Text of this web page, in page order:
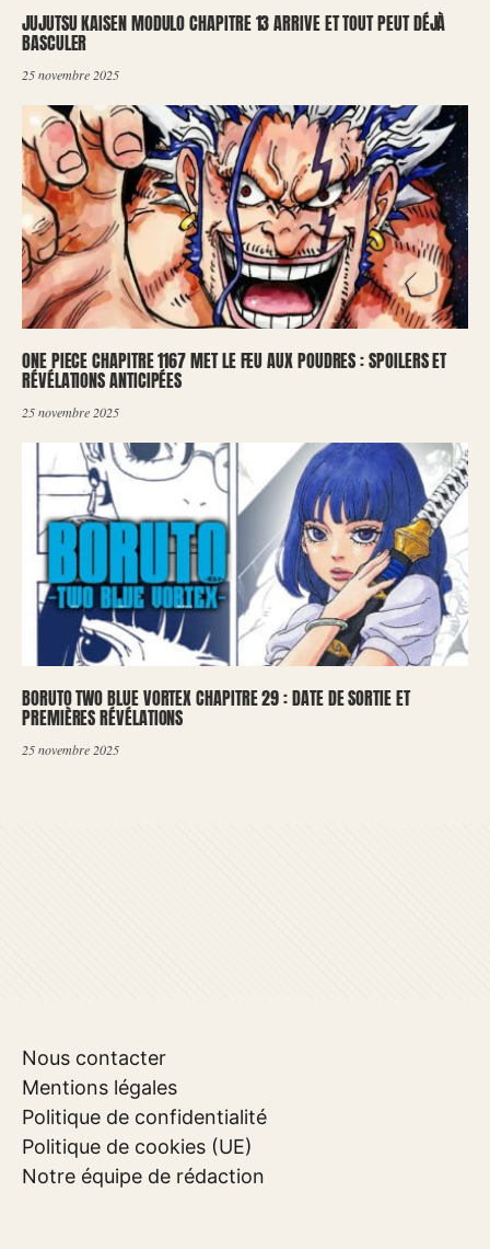
JUJUTSU KAISEN MODULO CHAPITRE 13 ARRIVE ET TOUT PEUT DÉJÀ
BASCULER
25 novembre 2025
ONE PIECE CHAPITRE 1167 MET LE FEU AUX POUDRES : SPOILERS ET
RÉVÉLATIONS ANTICIPÉES
25 novembre 2025
BORUTO TWO BLUE VORTEX CHAPITRE 29 : DATE DE SORTIE ET
PREMIÈRES RÉVÉLATIONS
25 novembre 2025
Nous contacter
Mentions légales
Politique de confidentialité
Politique de cookies (UE)
Notre équipe de rédaction